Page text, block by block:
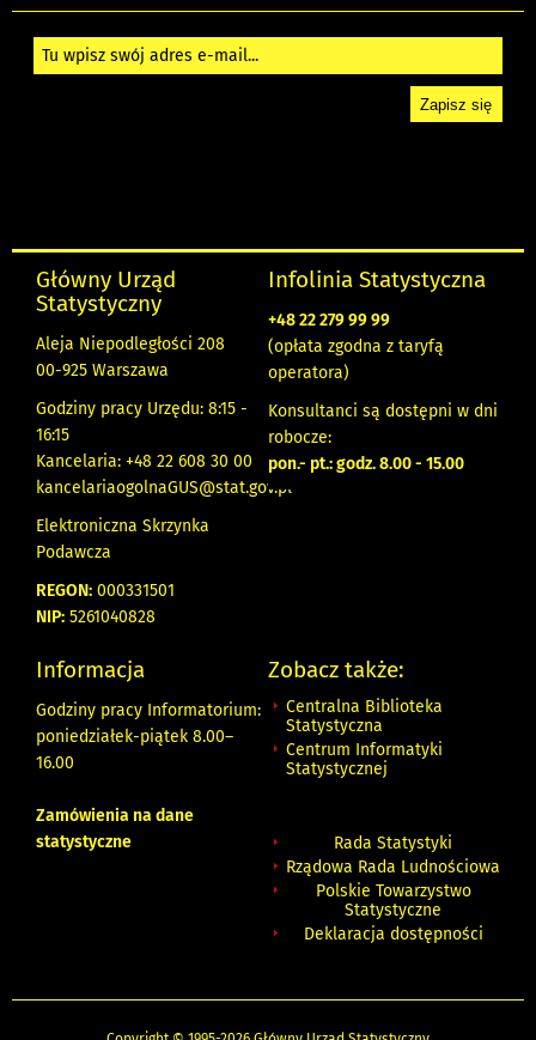
Główny Urząd
Statystyczny
Aleja Niepodległości 208
00-925 Warszawa
Godziny pracy Urzędu: 8:15 -
16:15
Kancelaria: +48 22 608 30 00
kancelariaogolnaGUS@stat.gov.pl
Elektroniczna Skrzynka
Podawcza
REGON: 000331501
NIP: 5261040828
Infolinia Statystyczna
+48 22 279 99 99
(opłata zgodna z taryfą
operatora)
Konsultanci są dostępni w dni
robocze:
pon.- pt.: godz. 8.00 - 15.00
Informacja
Godziny pracy Informatorium:
poniedziałek-piątek 8.00–
16.00
Zamówienia na dane
statystyczne
Zobacz także:
Centralna Biblioteka
Statystyczna
Centrum Informatyki
Statystycznej
Rada Statystyki
Rządowa Rada Ludnościowa
Polskie Towarzystwo
Statystyczne
Deklaracja dostępności